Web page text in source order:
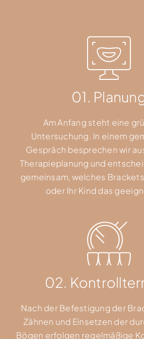
01.
Am Anfang steht eine
Untersuchung. In einem
Gespräch besprechen wir
Therapieplanung und
gemeinsam, welches
oder Ihr Kind das
02.
Nach der Befestigung der
Zähnen und Einsetzen der
Bögen erfolgen regelmäßige